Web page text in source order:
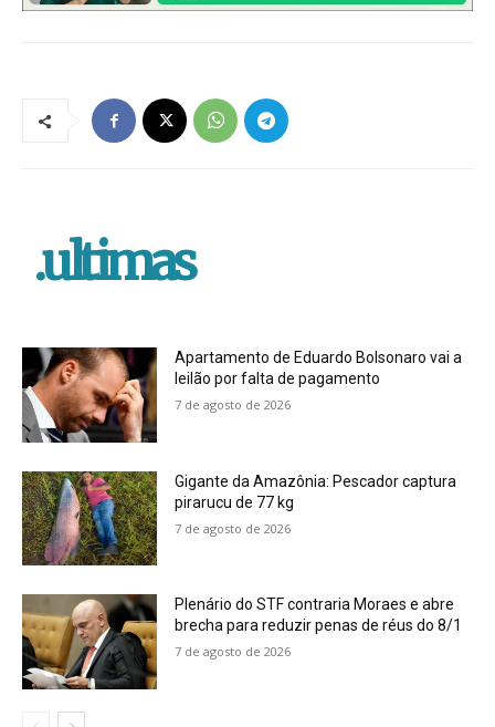
.ultimas
Apartamento de Eduardo Bolsonaro vai a
leilão por falta de pagamento
7 de agosto de 2026
Gigante da Amazônia: Pescador captura
pirarucu de 77 kg
7 de agosto de 2026
Plenário do STF contraria Moraes e abre
brecha para reduzir penas de réus do 8/1
7 de agosto de 2026